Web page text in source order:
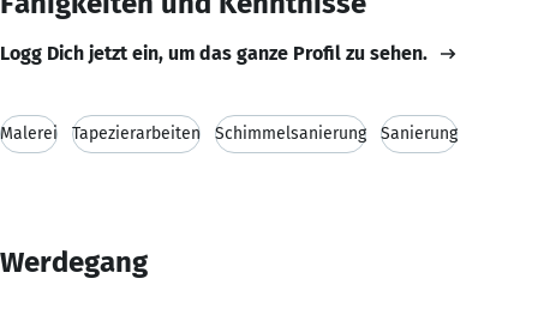
Logg Dich jetzt ein, um das ganze Profil zu sehen.
Malerei Tapezierarbeiten Schimmelsanierung Sanierung
Werdegang